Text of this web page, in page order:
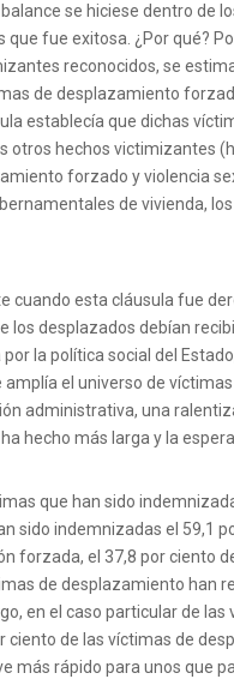
se hiciese dentro de
fue exitosa. ¿Por qué?
reconocidos, se
de desplazamiento
establecía que dichas
otros hechos victimizantes
forzado y violencia
de vivienda,
cuando esta cláusula fue
los desplazados debían
la política social del
el universo de
administrativa, una
hecho más larga y la
que han sido
sido indemnizadas el 59,1
forzada, el 37,8 por ciento
de desplazamiento han
en el caso particular de
de las víctimas de
más rápido para unos que